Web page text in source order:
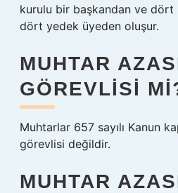
kurulu bir başkandan ve dört
dört yedek üyeden oluşur.
MUHTAR
GÖREVLISI
Muhtarlar 657 sayılı Kanun
görevlisi değildir.
MUHTAR